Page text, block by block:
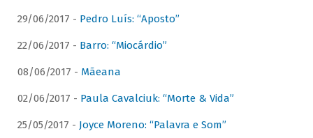
29/06/2017 - Pedro Luís: “Aposto”
22/06/2017 - Barro: “Miocárdio”
08/06/2017 - Mãeana
02/06/2017 - Paula Cavalciuk: “Morte & Vida”
25/05/2017 - Joyce Moreno: “Palavra e Som”